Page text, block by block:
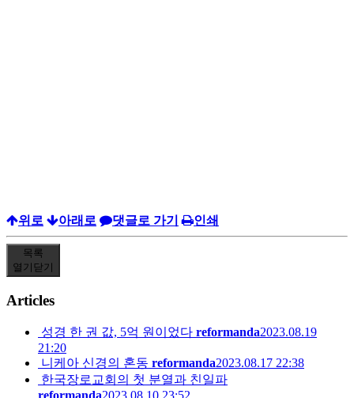
위로 아래로 댓글로 가기 인쇄
목록
열기 닫기
Articles
성경 한 권 값, 5억 원이었다 reformanda2023.08.19
21:20
니케아 신경의 혼동 reformanda2023.08.17 22:38
한국장로교회의 첫 분열과 친일파
reformanda2023.08.10 23:52